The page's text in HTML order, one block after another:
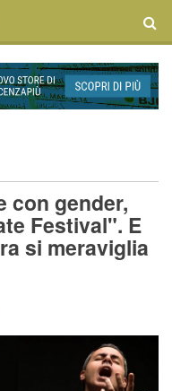
con gender,
Festival". E
si meraviglia